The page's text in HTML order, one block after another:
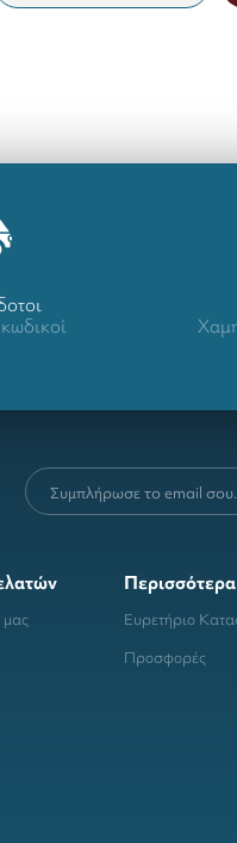
μας
Περισσότερα
Ευρετήριο
Προσφορές